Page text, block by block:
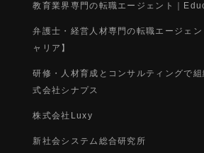
教育業界専門の転職エージェント｜
弁護士・経営人材専門の転職エージェ
ャリア】
研修・人材育成とコンサルティングで
式会社シナプス
株式会社Luxy
新社会システム総合研究所